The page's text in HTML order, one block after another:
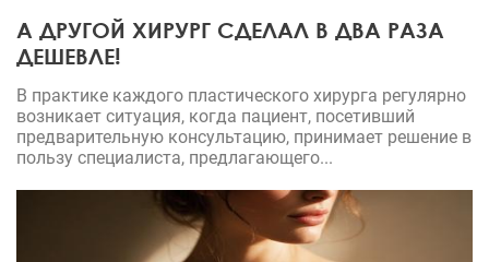
А ДРУГОЙ ХИРУРГ СДЕЛАЛ В ДВА РАЗА
ДЕШЕВЛЕ!
В практике каждого пластического хирурга регулярно
возникает ситуация, когда пациент, посетивший
предварительную консультацию, принимает решение в
пользу специалиста, предлагающего...